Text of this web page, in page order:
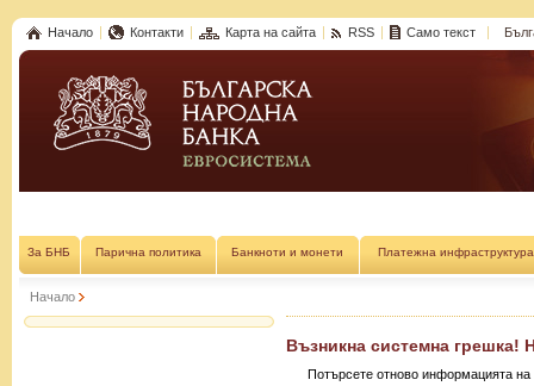
Начало Контакти Карта на сайта RSS Само текст
За БНБ Парична политика Банкноти и монети Платежна инфраструктура
Начало
Възникна системна грешка!
Потърсете отново информацията на